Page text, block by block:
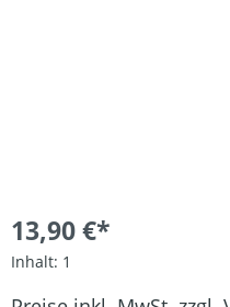
13,90 €*
Inhalt: 1